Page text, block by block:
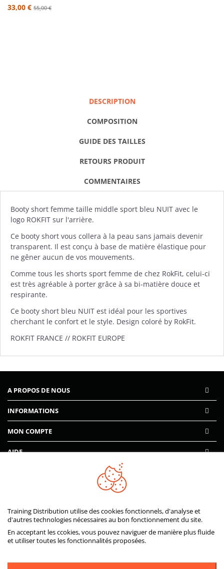
33,00 € 55,00 €
DESCRIPTION
COMPOSITION
GUIDE DES TAILLES
RETOURS PRODUIT
COMMENTAIRES
Booty short femme taille middle sport bleu NUIT avec le
logo ROKFIT sur l'arrière.
Ce booty short vous collera à la peau sans jamais devenir
transparent. Il est conçu à base de matière élastique pour
ne gêner aucun de vos mouvements.
Comme tous les shorts sport femme de chez RokFit, celui-ci
est très agréable à porter grâce à sa bi-matière douce et
respirante.
Ce booty short bleu NUIT est idéal pour les sportives
cherchant le confort et le style. Design coloré by RokFit.
ROKFIT FRANCE // ROKFIT EUROPE
A PROPOS DE NOUS
INFORMATIONS
MON COMPTE
Training Distribution utilise des cookies fonctionnels, d'analyse et
d'autres technologies nécessaires au bon fonctionnement du site.
En acceptant les ccokies, vous pouvez naviguer de manière plus fluide
et utiliser toutes les fonctionnalités proposées.
AIDE